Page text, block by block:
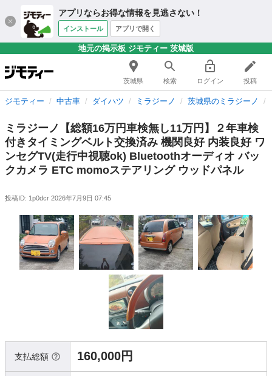
アプリならお得な情報を見逃さない！
インストール アプリで開く
地元の掲示板 ジモティー 茨城版
茨城県 検索 ログイン 投稿
ジモティー 中古車 ダイハツ ミラジーノ 茨城県のミラジーノ
ミラジーノ【総額16万円車検無し11万円】２年車検
付きタイミングベルト交換済み 機関良好 内装良好 ワ
ンセグTV(走行中視聴ok) Bluetoothオーディオ バッ
クカメラ ETC momoステアリング ウッドパネル
投稿ID: 1p0dcr 2026年7月9日 07:45
支払総額 160,000円